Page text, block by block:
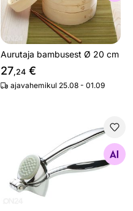
Aurutaja bambusest Ø 20 cm
27,24 €
ajavahemikul 25.08 - 01.09
Küüslaugupress Cast
Otsi sarnaseid